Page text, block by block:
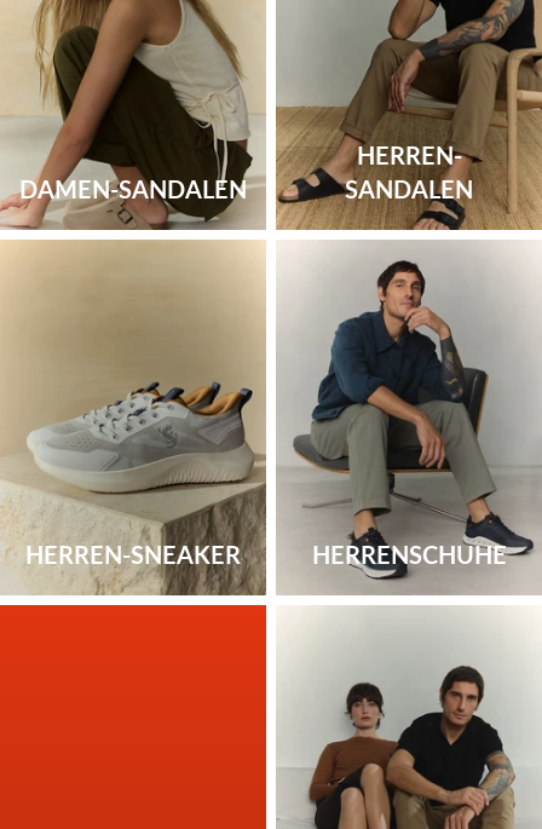
DAMEN-SANDALEN
HERREN-
SANDALEN
HERREN-SNEAKER HERRENSCHUHE